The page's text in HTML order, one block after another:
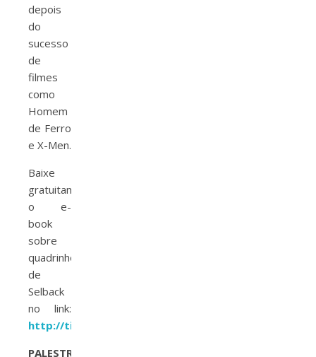
depois
do
sucesso
de
filmes
como
Homem
de Ferro
e X-Men.
Baixe
gratuitamente
o e-
book
sobre
quadrinhos
de
Selback
no link:
http://tinyurl.com/hqcpbr
PALESTRA